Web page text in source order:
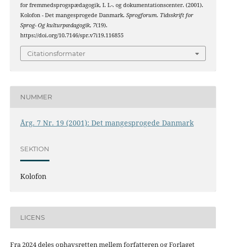
for fremmedsprogspædagogik, I. I.-. og dokumentationscenter. (2001).
Kolofon - Det mangesprogede Danmark. Sprogforum. Tidsskrift for
Sprog- Og kulturpædagogik, 7(19).
https://doi.org/10.7146/spr.v7i19.116855
Citationsformater
NUMMER
Årg. 7 Nr. 19 (2001): Det mangesprogede Danmark
SEKTION
Kolofon
LICENS
Fra 2024 deles ophavsretten mellem forfatteren og Forlaget